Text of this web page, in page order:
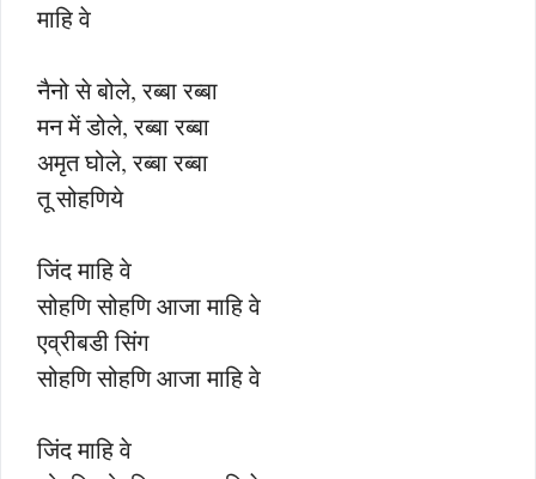
माहि वे
नैनो से बोले, रब्बा रब्बा
मन में डोले, रब्बा रब्बा
अमृत घोले, रब्बा रब्बा
तू सोहणिये
जिंद माहि वे
सोहणि सोहणि आजा माहि वे
एव्रीबडी सिंग
सोहणि सोहणि आजा माहि वे
जिंद माहि वे